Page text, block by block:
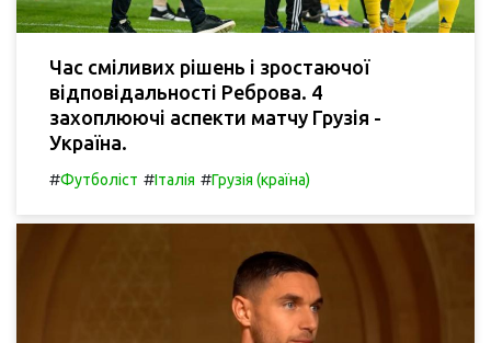
Час сміливих рішень і зростаючої
відповідальності Реброва. 4
захоплюючі аспекти матчу Грузія -
Україна.
#Футболіст #Італія #Грузія (країна)